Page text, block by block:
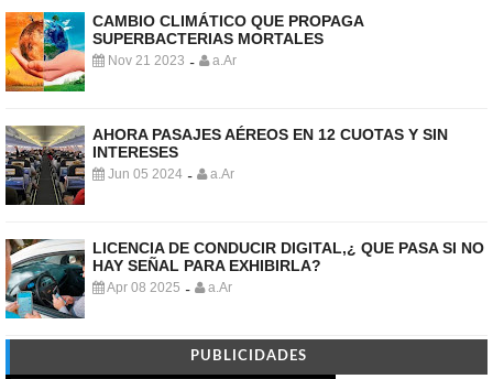
CAMBIO CLIMÁTICO QUE PROPAGA
SUPERBACTERIAS MORTALES
Nov 21 2023 - a.Ar
AHORA PASAJES AÉREOS EN 12 CUOTAS Y SIN
INTERESES
Jun 05 2024 - a.Ar
LICENCIA DE CONDUCIR DIGITAL,¿ QUE PASA SI NO
HAY SEÑAL PARA EXHIBIRLA?
Apr 08 2025 - a.Ar
PUBLICIDADES